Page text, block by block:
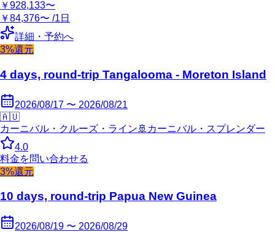
￥928,133〜
￥84,376〜 /1日
詳細・予約へ
3%還元
4 days, round-trip Tangalooma - Moreton Island
2026/08/17 〜 2026/08/21
🇦🇺
カーニバル・クルーズ・ライン 🚢 カーニバル・スプレンダー
4.0
料金を問い合わせる
3%還元
10 days, round-trip Papua New Guinea
2026/08/19 〜 2026/08/29